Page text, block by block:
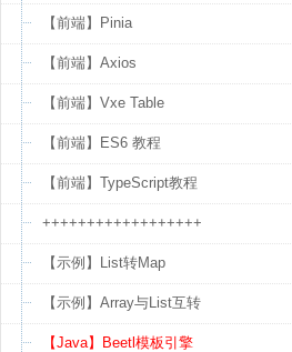
【前端】Pinia
【前端】Axios
【前端】Vxe Table
【前端】ES6 教程
【前端】TypeScript教程
++++++++++++++++++
【示例】List转Map
【示例】Array与List互转
【Java】Beetl模板引擎